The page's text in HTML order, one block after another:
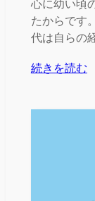
心に幼い頃
たからです
代は自らの
続きを読む